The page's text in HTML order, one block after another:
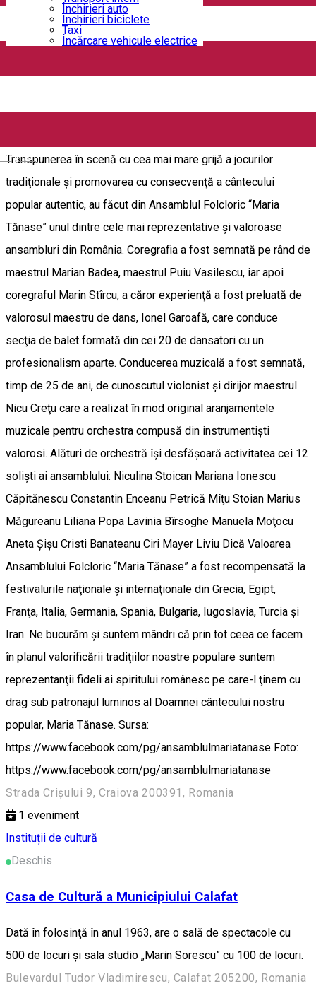
English
Închirieri auto
Închirieri biciclete
Taxi
Încărcare vehicule electrice
Constituit în 1992 ca un continuator al marelui ansamblu
“Nicolae Bălcescu” din Craiova, în intenţia de a da o expresie
Folcloric “Maria Tănase” a obţinut de-a lungul anilor, un
Transpunerea în scenă cu cea mai mare grijă a jocurilor
tradiţionale şi promovarea cu consecvenţă a cântecului
popular autentic, au făcut din Ansamblul Folcloric “Maria
Tănase” unul dintre cele mai reprezentative şi valoroase
ansambluri din România. Coregrafia a fost semnată pe rând de
maestrul Marian Badea, maestrul Puiu Vasilescu, iar apoi
coregraful Marin Stîrcu, a căror experienţă a fost preluată de
valorosul maestru de dans, Ionel Garoafă, care conduce
secţia de balet formată din cei 20 de dansatori cu un
profesionalism aparte. Conducerea muzicală a fost semnată,
timp de 25 de ani, de cunoscutul violonist şi dirijor maestrul
Nicu Creţu care a realizat în mod original aranjamentele
muzicale pentru orchestra compusă din instrumentişti
valorosi. Alături de orchestră îşi desfăşoară activitatea cei 12
solişti ai ansamblului: Niculina Stoican Mariana Ionescu
Căpitănescu Constantin Enceanu Petrică Mîţu Stoian Marius
Măgureanu Liliana Popa Lavinia Bîrsoghe Manuela Moţocu
Aneta Şişu Cristi Banateanu Ciri Mayer Liviu Dică Valoarea
Ansamblului Folcloric “Maria Tănase” a fost recompensată la
festivalurile naţionale şi internaţionale din Grecia, Egipt,
Franţa, Italia, Germania, Spania, Bulgaria, Iugoslavia, Turcia şi
Iran. Ne bucurăm şi suntem mândri că prin tot ceea ce facem
în planul valorificării tradiţiilor noastre populare suntem
reprezentanţii fideli ai spiritului românesc pe care-l ţinem cu
drag sub patronajul luminos al Doamnei cântecului nostru
popular, Maria Tănase. Sursa:
https://www.facebook.com/pg/ansamblulmariatanase Foto:
https://www.facebook.com/pg/ansamblulmariatanase
Strada Crișului 9, Craiova 200391, Romania
1 eveniment
Instituții de cultură
Deschis
Casa de Cultură a Municipiului Calafat
Dată în folosinţă în anul 1963, are o sală de spectacole cu
500 de locuri şi sala studio „Marin Sorescu” cu 100 de locuri.
Bulevardul Tudor Vladimirescu, Calafat 205200, Romania